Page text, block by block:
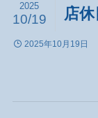
店休
2025
10/19
2025年10月19日